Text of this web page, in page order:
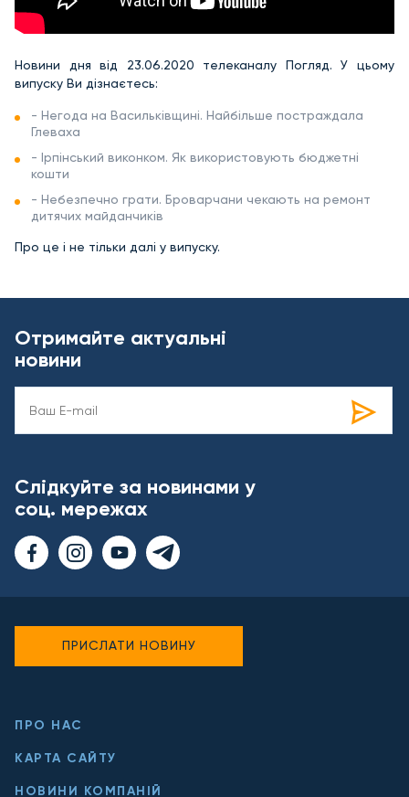
Новини дня від 23.06.2020 телеканалу Погляд. У цьому
випуску Ви дізнаєтесь:
- Негода на Васильківщині. Найбільше постраждала
Глеваха
- Ірпінський виконком. Як використовують бюджетні
кошти
- Небезпечно грати. Броварчани чекають на ремонт
дитячих майданчиків
Про це і не тільки далі у випуску.
Отримайте актуальні
новини
Слідкуйте за новинами у
соц. мережах
ПРО НАС
КАРТА САЙТУ
НОВИНИ КОМПАНІЙ
ПРИСЛАТИ НОВИНУ